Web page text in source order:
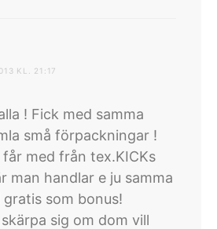
KL. 21:17
! Fick med samma
små förpackningar !
med från tex.KICKs
man handlar e ju samma
gratis som bonus!
sig om dom vill